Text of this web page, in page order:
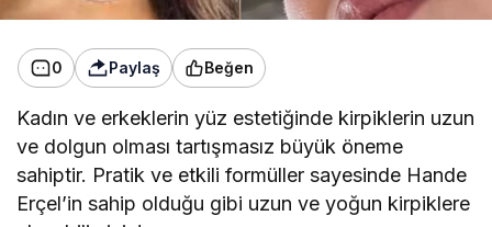
0 Paylaş Beğen
Kadın ve erkeklerin yüz estetiğinde kirpiklerin uzun
ve dolgun olması tartışmasız büyük öneme
sahiptir. Pratik ve etkili formüller sayesinde Hande
Erçel’in sahip olduğu gibi uzun ve yoğun kirpiklere